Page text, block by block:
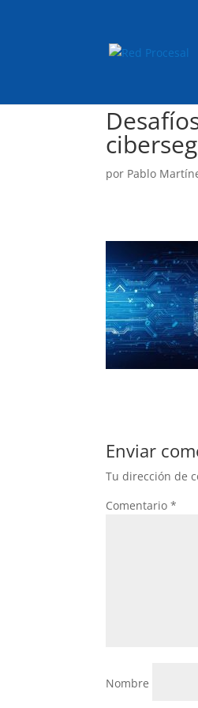
por Pablo
Enviar
Tu dirección de
Comentario*
Nombre